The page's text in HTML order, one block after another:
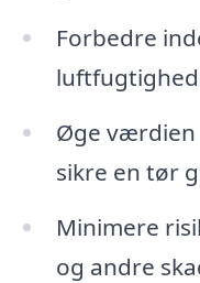
Forbedre
Øge værdien
sikre en tør
Minimere
og andre